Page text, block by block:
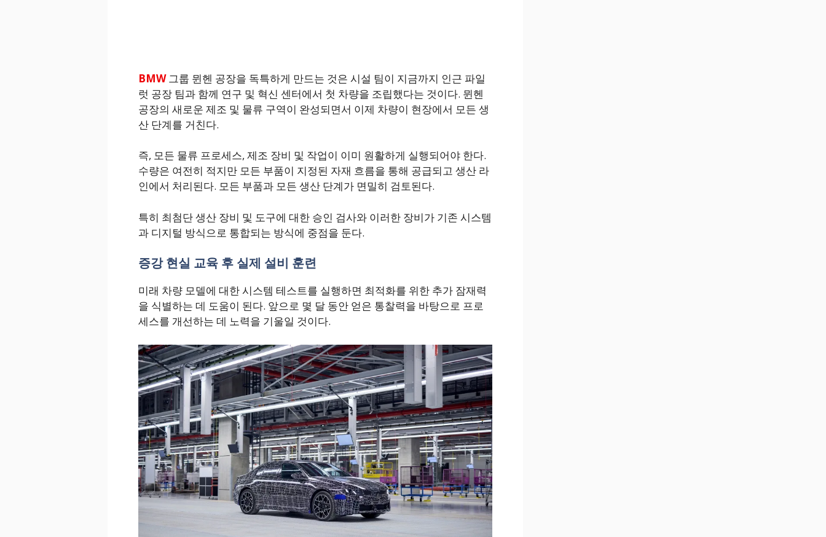
BMW그룹 뮌헨 공장을 독특하게 만드는 것은 시설 팀이 지금까지 인근 파일
럿 공장 팀과 함께 연구 및 혁신 센터에서 첫 차량을 조립했다는 것이다. 뮌헨
공장의 새로운 제조 및 물류 구역이 완성되면서 이제 차량이 현장에서 모든 생
산 단계를 거친다.
즉, 모든 물류 프로세스, 제조 장비 및 작업이 이미 원활하게 실행되어야 한다.
수량은 여전히 적지만 모든 부품이 지정된 자재 흐름을 통해 공급되고 생산 라
인에서 처리된다. 모든 부품과 모든 생산 단계가 면밀히 검토된다.
특히 최첨단 생산 장비 및 도구에 대한 승인 검사와 이러한 장비가 기존 시스템
과 디지털 방식으로 통합되는 방식에 중점을 둔다.
증강 현실 교육 후 실제 설비 훈련
미래 차량 모델에 대한 시스템 테스트를 실행하면 최적화를 위한 추가 잠재력
을 식별하는 데 도움이 된다. 앞으로 몇 달 동안 얻은 통찰력을 바탕으로 프로
세스를 개선하는 데 노력을 기울일 것이다.